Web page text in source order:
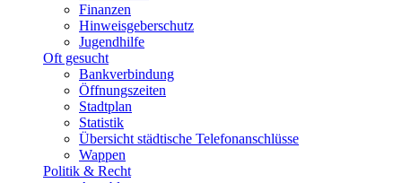
Finanzen
Hinweisgeberschutz
Jugendhilfe
Oft gesucht
Bankverbindung
Öffnungszeiten
Stadtplan
Statistik
Übersicht städtische Telefonanschlüsse
Wappen
Politik & Recht